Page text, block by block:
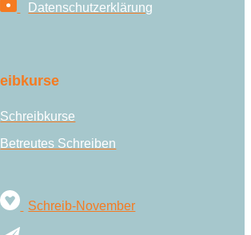
Datenschutzerklärung
Schreibkurse
Betreutes Schreiben
Schreib-November